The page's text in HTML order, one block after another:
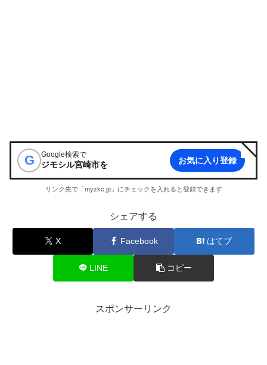
G Google検索で
ジモシル宮崎市を お気に入り登録
リンク先で「myzkc.jp」にチェックを入れると登録できます
シェアする
X Facebook はてブ
LINE コピー
スポンサーリンク